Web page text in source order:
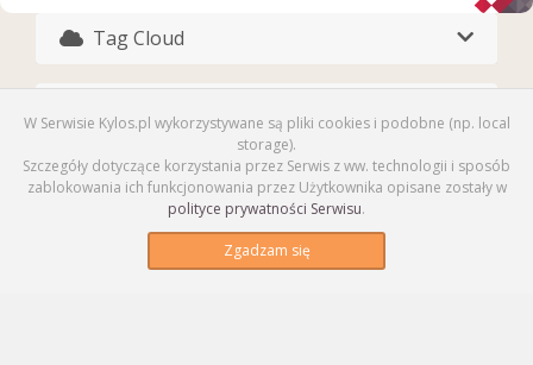
W Serwisie Kylos.pl wykorzystywane są pliki cookies i podobne (np. local
storage).
Szczegóły dotyczące korzystania przez Serwis z ww. technologii i sposób
zablokowania ich funkcjonowania przez Użytkownika opisane zostały w
polityce prywatności Serwisu.
Zgadzam się
Tag Cloud